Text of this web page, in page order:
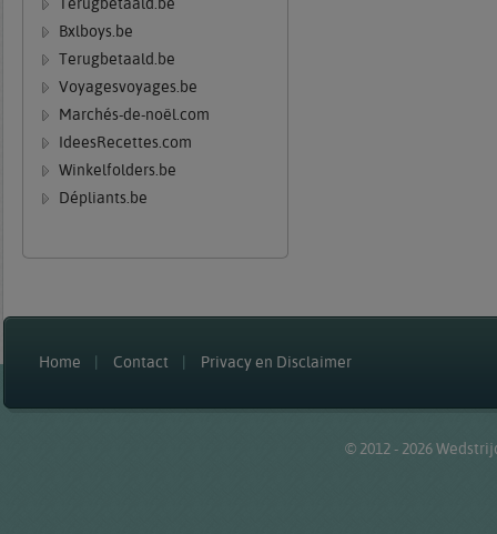
Terugbetaald.be
Bxlboys.be
Terugbetaald.be
Voyagesvoyages.be
Marchés-de-noël.com
IdeesRecettes.com
Winkelfolders.be
Dépliants.be
Home Contact Privacy en Disclaimer
© 2012 - 2026